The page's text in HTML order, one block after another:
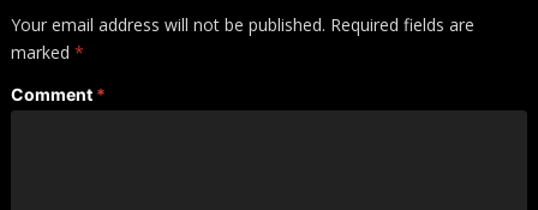
Your email address will not be published. Required fields are
marked *
Comment *